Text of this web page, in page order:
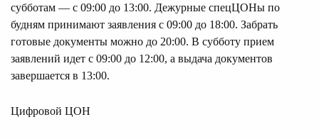
субботам — с 09:00 до 13:00. Дежурные спецЦОНы по
будням принимают заявления с 09:00 до 18:00. Забрать
готовые документы можно до 20:00. В субботу прием
заявлений идет с 09:00 до 12:00, а выдача документов
завершается в 13:00.
Цифровой ЦОН